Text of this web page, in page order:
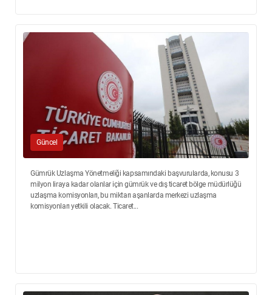
Güncel
Gümrük Uzlaşma Yönetmeliği kapsamındaki başvurularda, konusu 3
milyon liraya kadar olanlar için gümrük ve dış ticaret bölge müdürlüğü
uzlaşma komisyonları, bu miktarı aşanlarda merkezi uzlaşma
komisyonları yetkili olacak. Ticaret...